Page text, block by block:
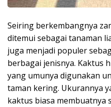
Seiring berkembangnya
ditemui sebagai tanaman
juga menjadi populer
berbagai jenisnya. Kaktus
yang umunya digunakan
taman kering. Ukurannya
kaktus biasa membuatnya